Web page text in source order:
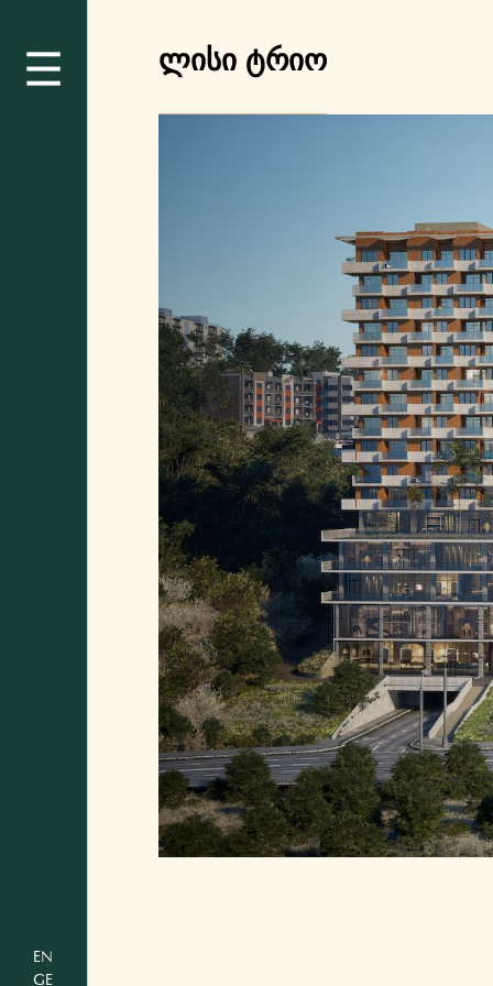
EN
GE
ლისი ტრიო